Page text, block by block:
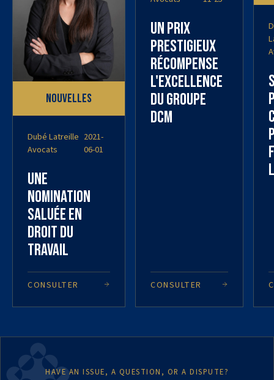
Nouvelles
Dubé Latreille
Avocats
2021-
06-01
Une
nomination
saluée en
droit du
travail
CONSULTER
Un prix
prestigieux
récompense
l'excellence
du Groupe
DCM
CONSULTER
HAVE AN ISSUE, A QUESTION, OR A DISPUTE?